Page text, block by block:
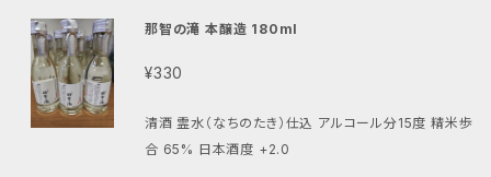
那智の滝 本醸造 180ml
¥330
清酒 霊水（なちのたき）仕込 アルコール分15度 精米歩
合 65% 日本酒度 +2.0